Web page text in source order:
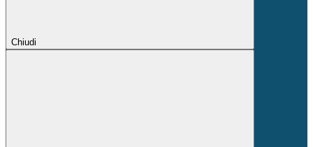
Chiudi